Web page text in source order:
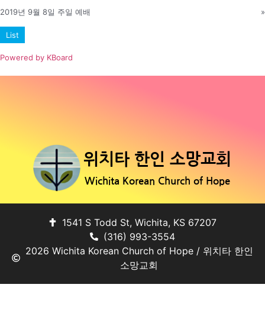
2019년 9월 8일 주일 예배
»
List
Powered by KBoard
위치타 한인 소망교회
Wichita Korean Church of Hope
1541 S Todd St, Wichita, KS 67207
(316) 993-3554
2026 Wichita Korean Church of Hope / 위치타 한인
소망교회